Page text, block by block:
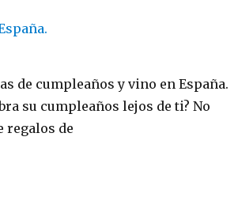
de cumpleaños y vino en España.
su cumpleaños lejos de ti? No
regalos de